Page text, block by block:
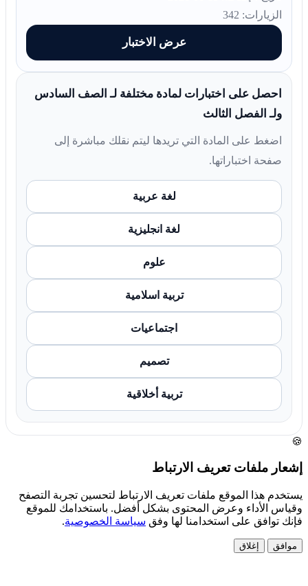
الزيارات: 342
عرض الاختبار
احصل على اختبارات لمادة مختلفة لـ الصف السادس
ولـ الفصل الثالث
اضغط على المادة التي تريدها ليتم نقلك مباشرة إلى
صفحة اختباراتها.
لغة عربية
لغة انجليزية
علوم
تربية اسلامية
اجتماعيات
تصميم
تربية أخلاقية
🍪
إشعار ملفات تعريف الارتباط
يستخدم هذا الموقع ملفات تعريف الارتباط لتحسين تجربة التصفح
وقياس الأداء وعرض المحتوى بشكل أفضل. باستخدامك للموقع
فإنك توافق على استخدامنا لها وفق سياسة الخصوصية.
موافق إغلاق